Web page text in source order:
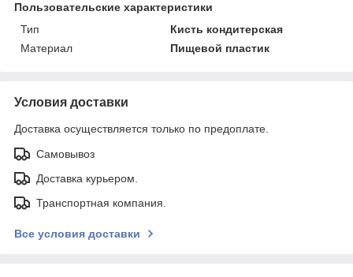
Пользовательские характеристики
Тип
Кисть кондитерская
Материал
Пищевой пластик
Условия доставки
Доставка осуществляется только по предоплате.
Самовывоз
Доставка курьером.
Транспортная компания.
Все условия доставки